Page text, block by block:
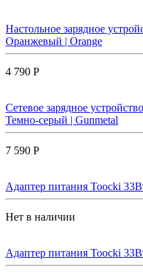
Настольное зарядное
Оранжевый | Orange
4 790 Р
Сетевое зарядное
Темно-серый | Gunmetal
7 590 Р
Адаптер питания Toocki
Нет в наличии
Адаптер питания Toocki